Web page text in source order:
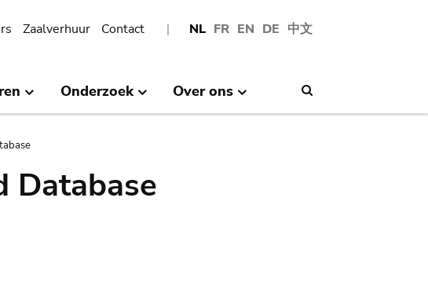
NL FR EN DE 中文
Zaalverhuur Contact
Onderzoek Over ons
Database